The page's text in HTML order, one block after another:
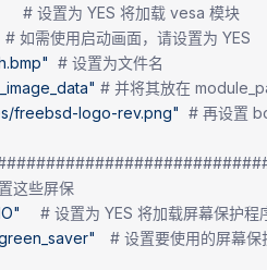
			# 设置为 YES 将加载 vesa 模块
		# 如需使用启动画面，请设置为 YES
	# 设置为文件名
# 并将其放在
freebsd-logo-rev.png"
# 再设置
这些屏保
# 设置为 YES 将加载屏幕保护程
# 设置要使用的屏幕